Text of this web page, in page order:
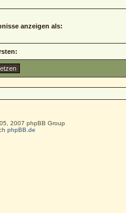
anzeigen als:
2007 phpBB Group
phpBB.de